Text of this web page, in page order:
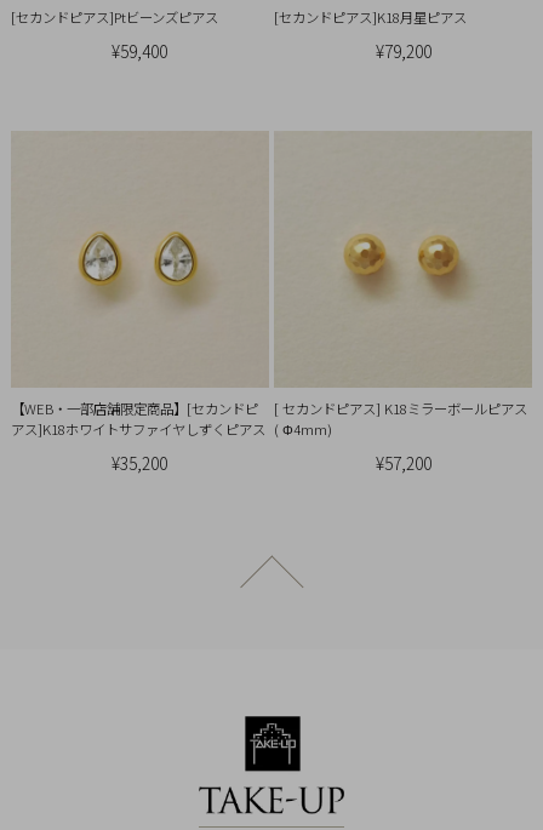
[セカンドピアス]Ptビーンズピアス
¥59,400
[セカンドピアス]K18月星ピアス
¥79,200
【WEB・一部店舗限定商品】[セカンドピ
アス]K18ホワイトサファイヤしずくピアス
¥35,200
[ セカンドピアス] K18ミラーボールピアス
( Φ4mm)
¥57,200
ページトップへ戻る